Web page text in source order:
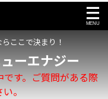
ここで決まり！
ーエナジー
す。ご質問がある際
。